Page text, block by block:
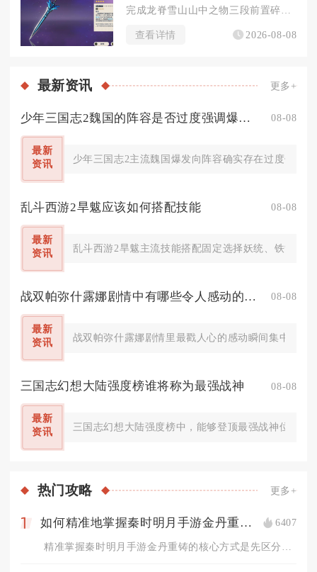
查看详情 2026-08-08
最新资讯 更多+
少年三国志2魏国的阵容是否过度强调爆发能力 08-08
最新
资讯
少年三国志2主流魏国爆发向阵容确实存在过度偏重
乱斗西游2旱魃应该如何搭配技能 08-08
最新
资讯
乱斗西游2旱魃主流技能搭配固定选择妖统、铁索、
战双帕弥什露娜剧情中有哪些令人感动的瞬间 08-08
最新
资讯
战双帕弥什露娜剧情里最戳人心的感动瞬间集中在
三国志幻想大陆强度榜谁将称为最强战神 08-08
最新
资讯
三国志幻想大陆强度榜中，能够登顶最强战神位置
热门攻略 更多+
如何精准地掌握秦时明月手游金丹重铸技巧 6407